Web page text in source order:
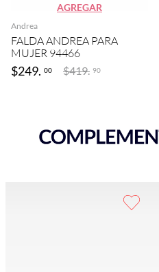
AGREGAR
Andrea
FALDA ANDREA PARA
MUJER 94466
$249. 00 $419. 90